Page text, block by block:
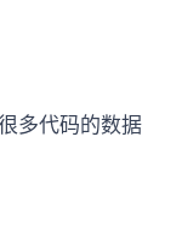
多代码的数据